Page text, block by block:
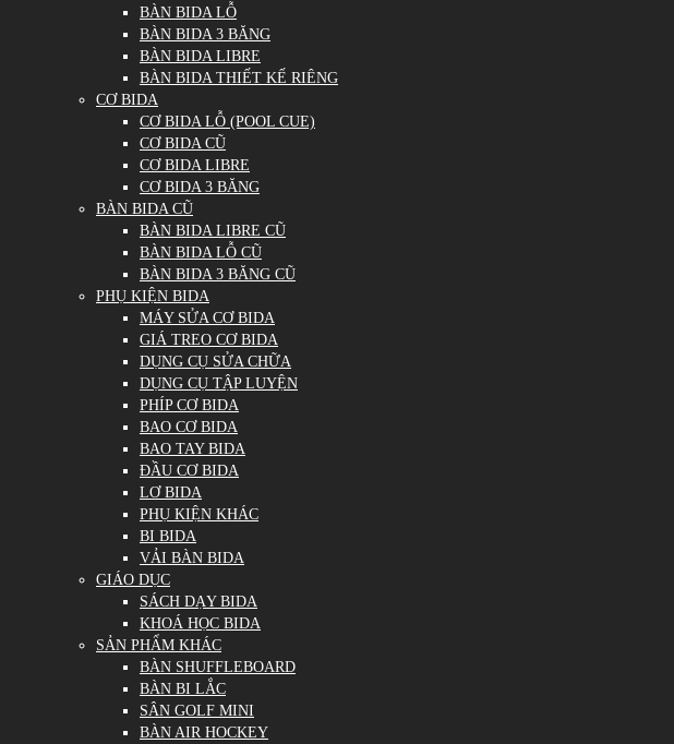
BÀN BIDA LỖ
BÀN BIDA 3 BĂNG
BÀN BIDA LIBRE
BÀN BIDA THIẾT KẾ RIÊNG
CƠ BIDA
CƠ BIDA LỖ (POOL CUE)
CƠ BIDA CŨ
CƠ BIDA LIBRE
CƠ BIDA 3 BĂNG
BÀN BIDA CŨ
BÀN BIDA LIBRE CŨ
BÀN BIDA LỖ CŨ
BÀN BIDA 3 BĂNG CŨ
PHỤ KIỆN BIDA
MÁY SỬA CƠ BIDA
GIÁ TREO CƠ BIDA
DỤNG CỤ SỬA CHỮA
DỤNG CỤ TẬP LUYỆN
PHÍP CƠ BIDA
BAO CƠ BIDA
BAO TAY BIDA
ĐẦU CƠ BIDA
LƠ BIDA
PHỤ KIỆN KHÁC
BI BIDA
VẢI BÀN BIDA
GIÁO DỤC
SÁCH DẠY BIDA
KHOÁ HỌC BIDA
SẢN PHẨM KHÁC
BÀN SHUFFLEBOARD
BÀN BI LẮC
SÂN GOLF MINI
BÀN AIR HOCKEY